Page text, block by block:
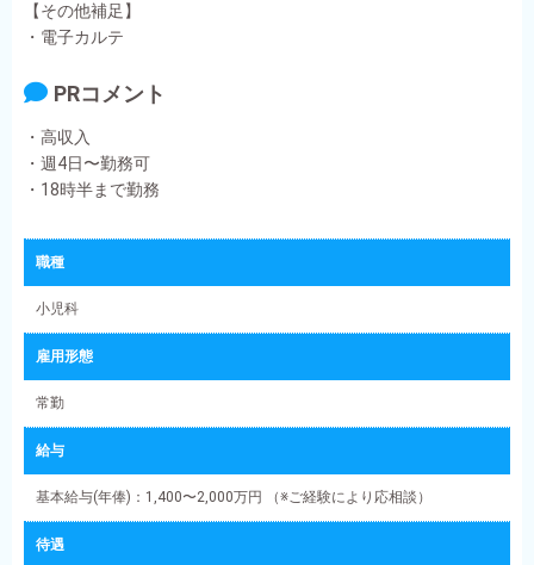
【その他補足】
・電子カルテ
PRコメント
・高収入
・週4日〜勤務可
・18時半まで勤務
職種
小児科
雇用形態
常勤
給与
基本給与(年俸)：1,400〜2,000万円 （※ご経験により応相談）
待遇